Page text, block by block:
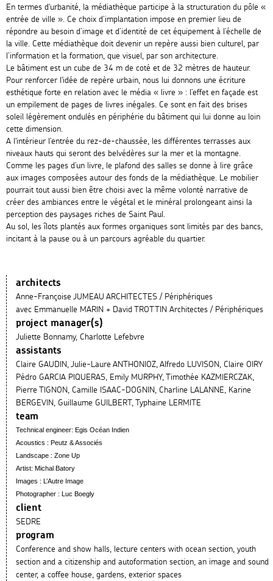
En termes d'urbanité, la médiathèque participe à la structuration du pôle «
entrée de ville ». Ce choix d’implantation impose en premier lieu de
répondre au besoin d’image et d’identité de cet équipement à l’échelle de
la ville. Cette médiathèque doit devenir un repère aussi bien culturel, par
l’information et la formation, que visuel, par son architecture.
Le bâtiment est un cube de 34 m de coté et de 32 mètres de hauteur.
Pour renforcer l'idée de repère urbain, nous lui donnons une écriture
esthétique forte en relation avec le média « livre » : l’effet en façade est
un empilement de pages de livres inégales. Ce sont en fait des brises
soleil légèrement ondulés en périphérie du bâtiment qui lui donne au loin
cette dimension.
A l'intérieur l’entrée du rez-de-chaussée, les différentes terrasses aux
niveaux hauts qui seront des belvédères sur la mer et la montagne.
Comme les pages d’un livre, le plafond des salles se donne à lire grâce
aux images composées autour des fonds de la médiathèque. Le mobilier
pourrait tout aussi bien être choisi avec la même volonté narrative de
créer des ambiances entre le végétal et le minéral prolongeant ainsi la
perception des paysages riches de Saint Paul.
Au sol, les îlots plantés aux formes organiques sont limités par des bancs,
incitant à la pause ou à un parcours agréable du quartier.
architects
Anne-Françoise JUMEAU ARCHITECTES / Périphériques
avec Emmanuelle MARIN + David TROTTIN Architectes / Périphériques
project manager(s)
Juliette Bonnamy, Charlotte Lefebvre
assistants
Claire GAUDIN, Julie-Laure ANTHONIOZ, Alfredo LUVISON, Claire OIRY
Pédro GARCIA PIQUERAS, Emily MURPHY, Timothée KAZMIERCZAK,
Pierre TIGNON, Camille ISAAC-DOGNIN, Charline LALANNE, Karine
BERGEVIN, Guillaume GUILBERT, Typhaine LERMITE
team
Technical engineer: Egis Océan Indien
Acoustics : Peutz & Associés
Landscape : Zone Up
Artist: Michal Batory
Images : L’Autre Image
Photographer : Luc Boegly
client
SEDRE
program
Conference and show halls, lecture centers with ocean section, youth
section and a citizenship and autoformation section, an image and sound
center, a coffee house, gardens, exterior spaces